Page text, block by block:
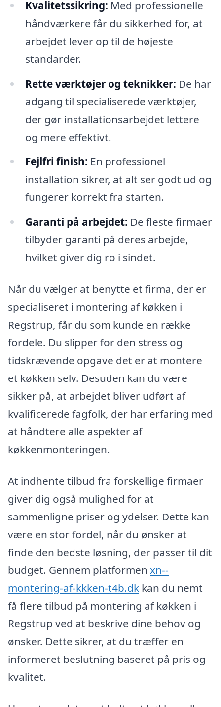
Kvalitetssikring: Med professionelle
håndværkere får du sikkerhed for, at
arbejdet lever op til de højeste
standarder.
Rette værktøjer og teknikker: De har
adgang til specialiserede værktøjer,
der gør installationsarbejdet lettere
og mere effektivt.
Fejlfri finish: En professionel
installation sikrer, at alt ser godt ud og
fungerer korrekt fra starten.
Garanti på arbejdet: De fleste firmaer
tilbyder garanti på deres arbejde,
hvilket giver dig ro i sindet.
Når du vælger at benytte et firma, der er
specialiseret i montering af køkken i
Regstrup, får du som kunde en række
fordele. Du slipper for den stress og
tidskrævende opgave det er at montere
et køkken selv. Desuden kan du være
sikker på, at arbejdet bliver udført af
kvalificerede fagfolk, der har erfaring med
at håndtere alle aspekter af
køkkenmonteringen.
At indhente tilbud fra forskellige firmaer
giver dig også mulighed for at
sammenligne priser og ydelser. Dette kan
være en stor fordel, når du ønsker at
finde den bedste løsning, der passer til dit
budget. Gennem platformen xn--
montering-af-kkken-t4b.dk kan du nemt
få flere tilbud på montering af køkken i
Regstrup ved at beskrive dine behov og
ønsker. Dette sikrer, at du træffer en
informeret beslutning baseret på pris og
kvalitet.